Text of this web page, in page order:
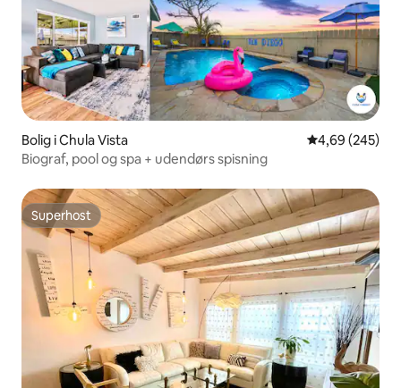
Bolig i Chula Vista 4,69 ud af 5 i
4,69 (245)
Biograf, pool og spa + udendørs spisning
Superhost
Superhost